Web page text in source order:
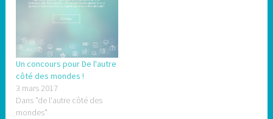
Un concours pour De l'autre
côté des mondes !
3 mars 2017
Dans "de l'autre côté des
mondes"